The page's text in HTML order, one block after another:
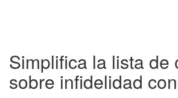
Simplifica la lista de
sobre infidelidad